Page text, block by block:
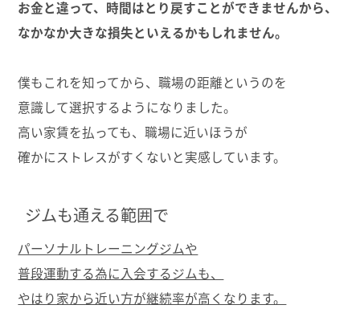
お金と違って、時間はとり戻すことができませんから、
なかなか大きな損失といえるかもしれません。
僕もこれを知ってから、職場の距離というのを
意識して選択するようになりました。
高い家賃を払っても、職場に近いほうが
確かにストレスがすくないと実感しています。
ジムも通える範囲で
パーソナルトレーニングジムや
普段運動する為に入会するジムも、
やはり家から近い方が継続率が高くなります。